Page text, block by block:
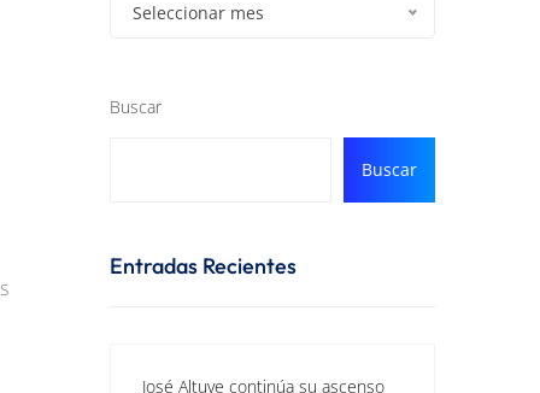
Seleccionar mes
Buscar
Buscar
Entradas Recientes
José Altuve continúa su ascenso